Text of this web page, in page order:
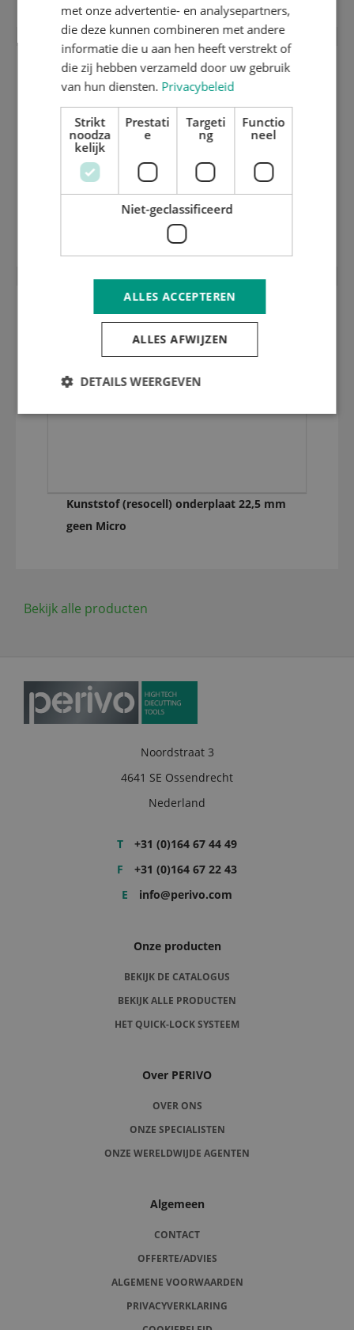
Bovenseparatieraam met quick-lock
Kunststof (resocell) onderplaat 22,5 mm
geen Micro
Bekijk alle producten
Noordstraat 3
4641 SE Ossendrecht
Nederland
T
+31 (0)164 67 44 49
F
+31 (0)164 67 22 43
E
info@perivo.com
Onze producten
BEKIJK DE CATALOGUS
BEKIJK ALLE PRODUCTEN
HET QUICK-LOCK SYSTEEM
Over PERIVO
OVER ONS
ONZE SPECIALISTEN
ONZE WERELDWIJDE AGENTEN
Algemeen
CONTACT
OFFERTE/ADVIES
ALGEMENE VOORWAARDEN
PRIVACYVERKLARING
met onze advertentie- en analysepartners,
die deze kunnen combineren met andere
informatie die u aan hen heeft verstrekt of
die zij hebben verzameld door uw gebruik
van hun diensten. Privacybeleid
Strikt
noodza
kelijk
Prestati
e
Targeti
ng
Functio
neel
Niet-geclassificeerd
ALLES ACCEPTEREN
ALLES AFWIJZEN
DETAILS WEERGEVEN